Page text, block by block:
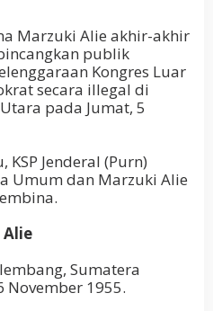
Marzuki Alie akhir-akhir
publik
Kongres Luar
secara illegal di
pada Jumat, 5
Jenderal (Purn)
Umum dan Marzuki Alie
Sumatera
November 1955.